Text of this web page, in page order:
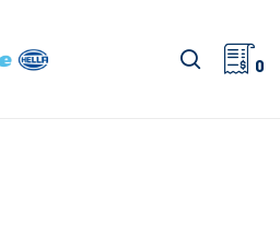
Suche
0